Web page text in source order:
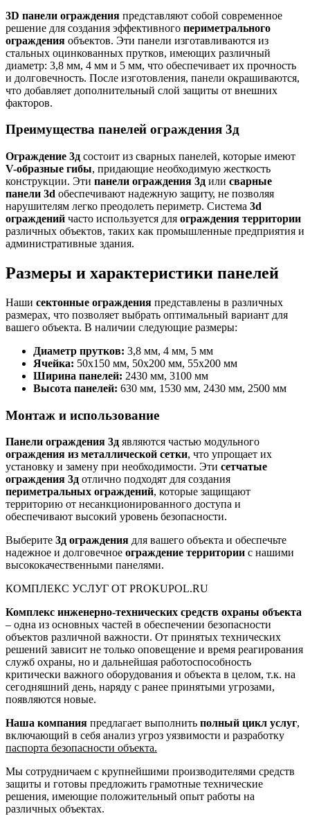
3D панели ограждения представляют собой современное
решение для создания эффективного периметрального
ограждения объектов. Эти панели изготавливаются из
стальных оцинкованных прутков, имеющих различный
диаметр: 3,8 мм, 4 мм и 5 мм, что обеспечивает их прочность
и долговечность. После изготовления, панели окрашиваются,
что добавляет дополнительный слой защиты от внешних
факторов.
Преимущества панелей ограждения 3д
Ограждение 3д состоит из сварных панелей, которые имеют
V-образные гибы, придающие необходимую жесткость
конструкции. Эти панели ограждения 3д или сварные
панели 3d обеспечивают надежную защиту, не позволяя
нарушителям легко преодолеть периметр. Система 3d
ограждений часто используется для ограждения территории
различных объектов, таких как промышленные предприятия и
административные здания.
Размеры и характеристики панелей
Наши сектонные ограждения представлены в различных
размерах, что позволяет выбрать оптимальный вариант для
вашего объекта. В наличии следующие размеры:
Диаметр прутков: 3,8 мм, 4 мм, 5 мм
Ячейка: 50х150 мм, 50х200 мм, 55х200 мм
Ширина панелей: 2430 мм, 3100 мм
Высота панелей: 630 мм, 1530 мм, 2430 мм, 2500 мм
Монтаж и использование
Панели ограждения 3д являются частью модульного
ограждения из металлической сетки, что упрощает их
установку и замену при необходимости. Эти сетчатые
ограждения 3д отлично подходят для создания
периметральных ограждений, которые защищают
территорию от несанкционированного доступа и
обеспечивают высокий уровень безопасности.
Выберите 3д ограждения для вашего объекта и обеспечьте
надежное и долговечное ограждение территории с нашими
высококачественными панелями.
КОМПЛЕКС УСЛУГ ОТ PROKUPOL.RU
Комплекс инженерно-технических средств охраны объекта
– одна из основных частей в обеспечении безопасности
объектов различной важности. От принятых технических
решений зависит не только оповещение и время реагирования
служб охраны, но и дальнейшая работоспособность
критически важного оборудования и объекта в целом, т.к. на
сегодняшний день, наряду с ранее принятыми угрозами,
появляются новые.
Наша компания предлагает выполнить полный цикл услуг,
включающий в себя анализ угроз уязвимости и разработку
паспорта безопасности объекта.
Мы сотрудничаем с крупнейшими производителями средств
защиты и готовы предложить грамотные технические
решения, имеющие положительный опыт работы на
различных объектах.